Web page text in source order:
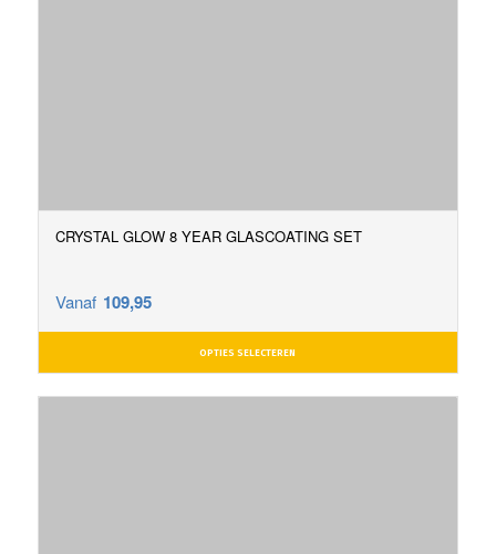
CRYSTAL GLOW 8 YEAR GLASCOATING SET
Vanaf 109,95
OPTIES SELECTEREN